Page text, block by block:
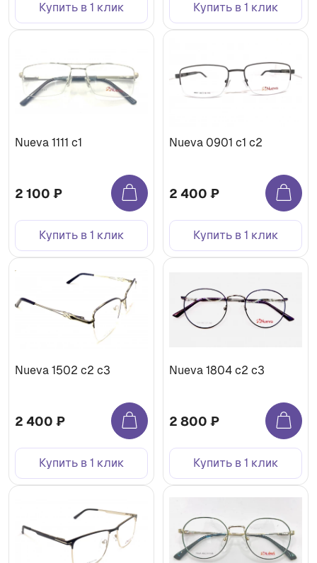
Купить в 1 клик Купить в 1 клик
Nueva 1111 с1
2 100 ₽
Купить в 1 клик
Nueva 0901 с1 с2
2 400 ₽
Купить в 1 клик
Nueva 1502 с2 с3
2 400 ₽
Купить в 1 клик
Nueva 1804 с2 с3
2 800 ₽
Купить в 1 клик